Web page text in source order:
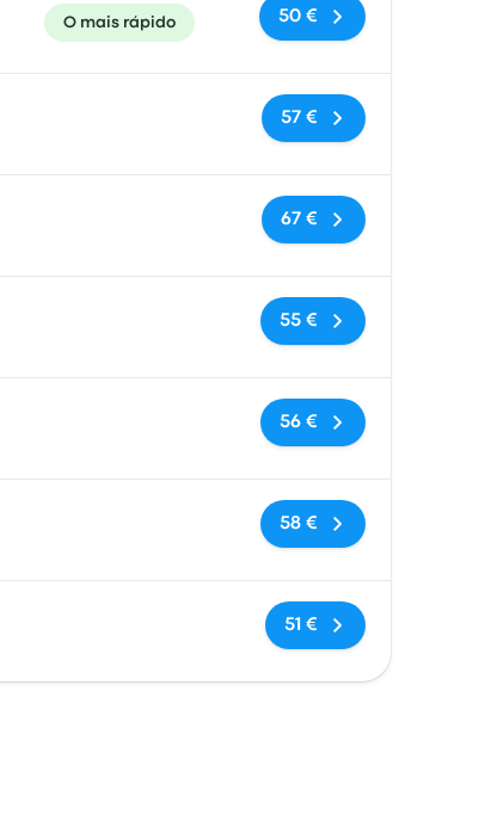
O mais rápido 50 €
Sem etiquetas
57 €
Sem etiquetas
67 €
Sem etiquetas
55 €
Sem etiquetas
56 €
Sem etiquetas
58 €
Sem etiquetas
51 €